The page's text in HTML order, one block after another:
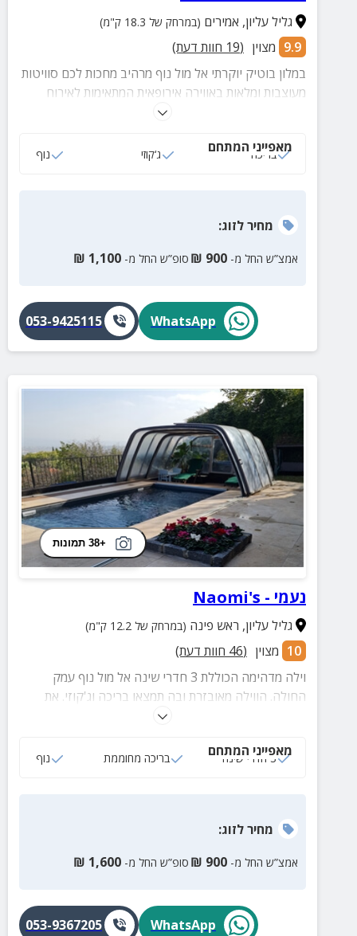
גליל עליון, אמירים (במרחק של 18.3 ק"מ)
9.9 מצוין (
19 חוות דעת)
במלון בוטיק יוקרתי אל מול נוף מרהיב מחכות לכם סוויטות
מעוצבות ומלאות באווירה אירופאית המתאימות לאירוח
זוגות. במלון תיהנו מג'קוזי ספא פרטי בסוויטות, בריכה, אח
מאפייני המתחם
בריכה ג‘קוזי נוף
מחירלזוג:
אמצ”ש החל מ- 900
₪ סופ”ש החל מ- 1,100
₪
WhatsApp
053-9425115
+38 תמונות
נעמי - Naomi's
גליל עליון, ראש פינה (במרחק של 12.2 ק"מ)
10 מצוין (
46 חוות דעת)
וילה מדהימה הכוללת 3 חדרי שינה אל מול נוף עמק
החולה. הווילה מאובזרת ובה תמצאו בריכה וג'קוזי. את
הוילה ניתן להשכיר גם לזוג שיקבל את כל הווילה במלואה.
מאפייני המתחם
3 חדרי שינה בריכה מחוממת נוף
מחירלזוג:
אמצ”ש החל מ- 900
₪ סופ”ש החל מ- 1,600
₪
WhatsApp
053-9367205